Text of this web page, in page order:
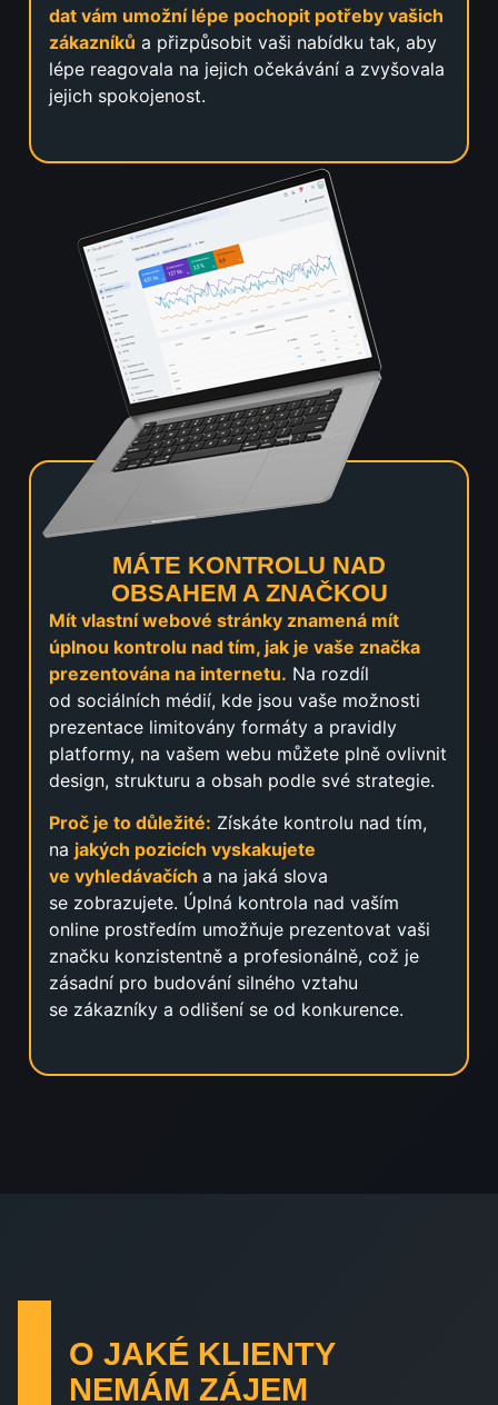
dat vám umožní lépe pochopit potřeby vašich
zákazníků a přizpůsobit vaši nabídku tak, aby
lépe reagovala na jejich očekávání a zvyšovala
jejich spokojenost.
MÁTE KONTROLU NAD
OBSAHEM A ZNAČKOU
Mít vlastní webové stránky znamená mít
úplnou kontrolu nad tím, jak je vaše značka
prezentována na internetu. Na rozdíl
od sociálních médií, kde jsou vaše možnosti
prezentace limitovány formáty a pravidly
platformy, na vašem webu můžete plně ovlivnit
design, strukturu a obsah podle své strategie.
Proč je to důležité: Získáte kontrolu nad tím,
na jakých pozicích vyskakujete
ve vyhledávačích a na jaká slova
se zobrazujete. Úplná kontrola nad vaším
online prostředím umožňuje prezentovat vaši
značku konzistentně a profesionálně, což je
zásadní pro budování silného vztahu
se zákazníky a odlišení se od konkurence.
O JAKÉ KLIENTY
NEMÁM ZÁJEM